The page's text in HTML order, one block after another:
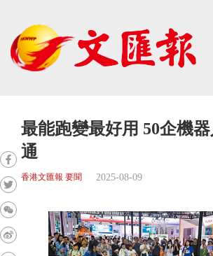
最能跑變最好用 50企機
通
香港文匯報 要聞 2025-08-09